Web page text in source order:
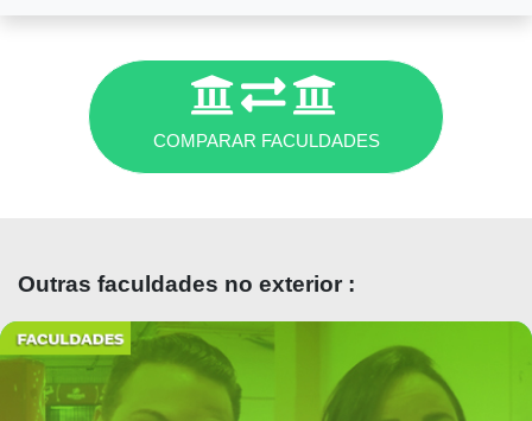
você não quiser correr atrás disso tudo, pode
para fazer as questões burocráticas por você.
CUSTOS DA CIDADE
A mensalidade da faculdade de Medicina é R$
25 minutos da fronteira, fazendo com que
no Brasil.
PLANO DE ESTUDOS
COMPARAR FACULDADES
Outras faculdades no exterior :